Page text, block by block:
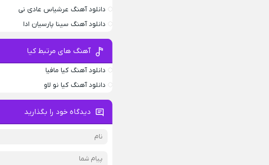
دانلود آهنگ عرشیاس عادی نی
دانلود آهنگ سینا پارسیان ادا
آهنگ های مرتبط کیا
دانلود آهنگ کیا مافیا
دانلود آهنگ کیا نو لاو
دیدگاه خود را بگذارید